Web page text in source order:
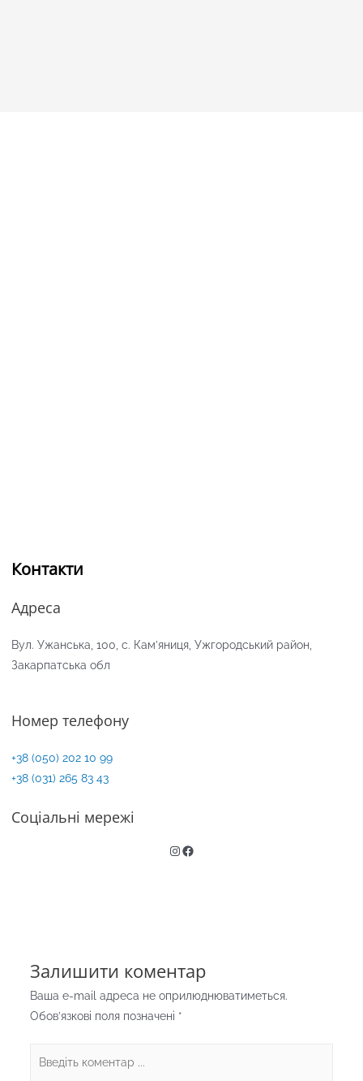
Контакти
Адреса
Вул. Ужанська, 100, с. Кам’яниця, Ужгородський район,
Закарпатська обл
Номер телефону
+38 (050) 202 10 99
+38 (031) 265 83 43
Соціальні мережі
InstagramFacebook
Залишити коментар
Ваша e-mail адреса не оприлюднюватиметься.
Обов’язкові поля позначені *
коментар